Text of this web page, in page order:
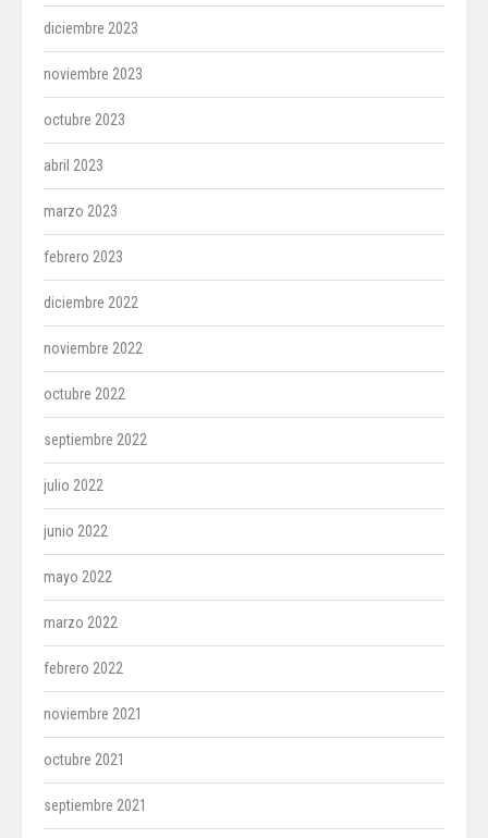
diciembre 2023
noviembre 2023
octubre 2023
abril 2023
marzo 2023
febrero 2023
diciembre 2022
noviembre 2022
octubre 2022
septiembre 2022
julio 2022
junio 2022
mayo 2022
marzo 2022
febrero 2022
noviembre 2021
octubre 2021
septiembre 2021